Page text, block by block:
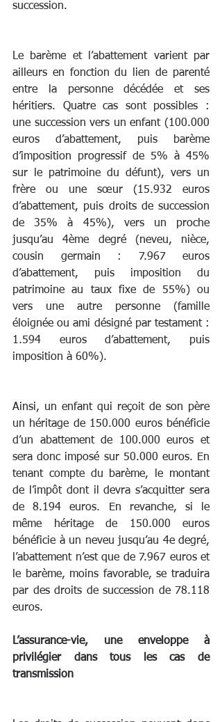
succession.
Le barème et l’abattement varient par
ailleurs en fonction du lien de parenté
entre la personne décédée et ses
héritiers. Quatre cas sont possibles :
une succession vers un enfant (100.000
euros d’abattement, puis barème
d’imposition progressif de 5% à 45%
sur le patrimoine du défunt), vers un
frère ou une sœur (15.932 euros
d’abattement, puis droits de succession
de 35% à 45%), vers un proche
jusqu’au 4ème degré (neveu, nièce,
cousin germain : 7.967 euros
d’abattement, puis imposition du
patrimoine au taux fixe de 55%) ou
vers une autre personne (famille
éloignée ou ami désigné par testament :
1.594 euros d’abattement, puis
imposition à 60%).
Ainsi, un enfant qui reçoit de son père
un héritage de 150.000 euros bénéficie
d’un abattement de 100.000 euros et
sera donc imposé sur 50.000 euros. En
tenant compte du barème, le montant
de l’impôt dont il devra s’acquitter sera
de 8.194 euros. En revanche, si le
même héritage de 150.000 euros
bénéficie à un neveu jusqu’au 4e degré,
l’abattement n’est que de 7.967 euros et
le barème, moins favorable, se traduira
par des droits de succession de 78.118
euros.
L’assurance-vie, une enveloppe à
privilégier dans tous les cas de
transmission